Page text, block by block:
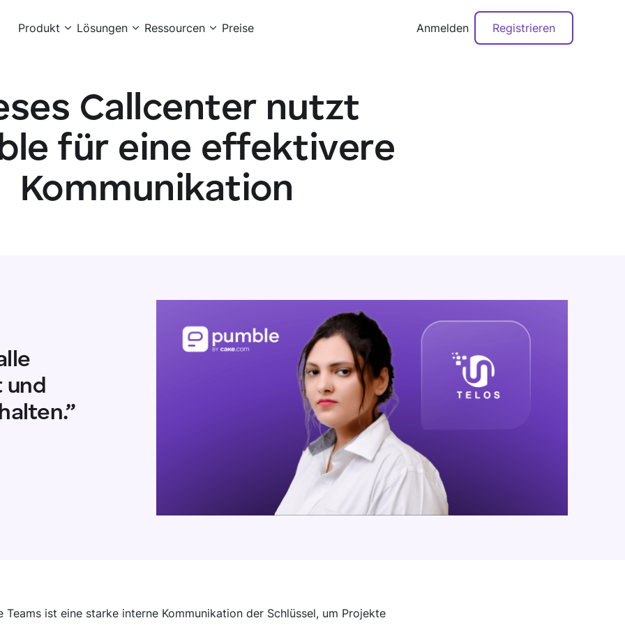
Produkt Lösungen Ressourcen Preise Anmelden Registrieren
– es hat die Distanz verringert und den Kommunikationsfluss gesteigert."
Tour ansehen
Callcenter nutzt
für eine effektivere
Kommunikation
und
Teams ist eine starke interne Kommunikation der Schlüssel, um Projekte